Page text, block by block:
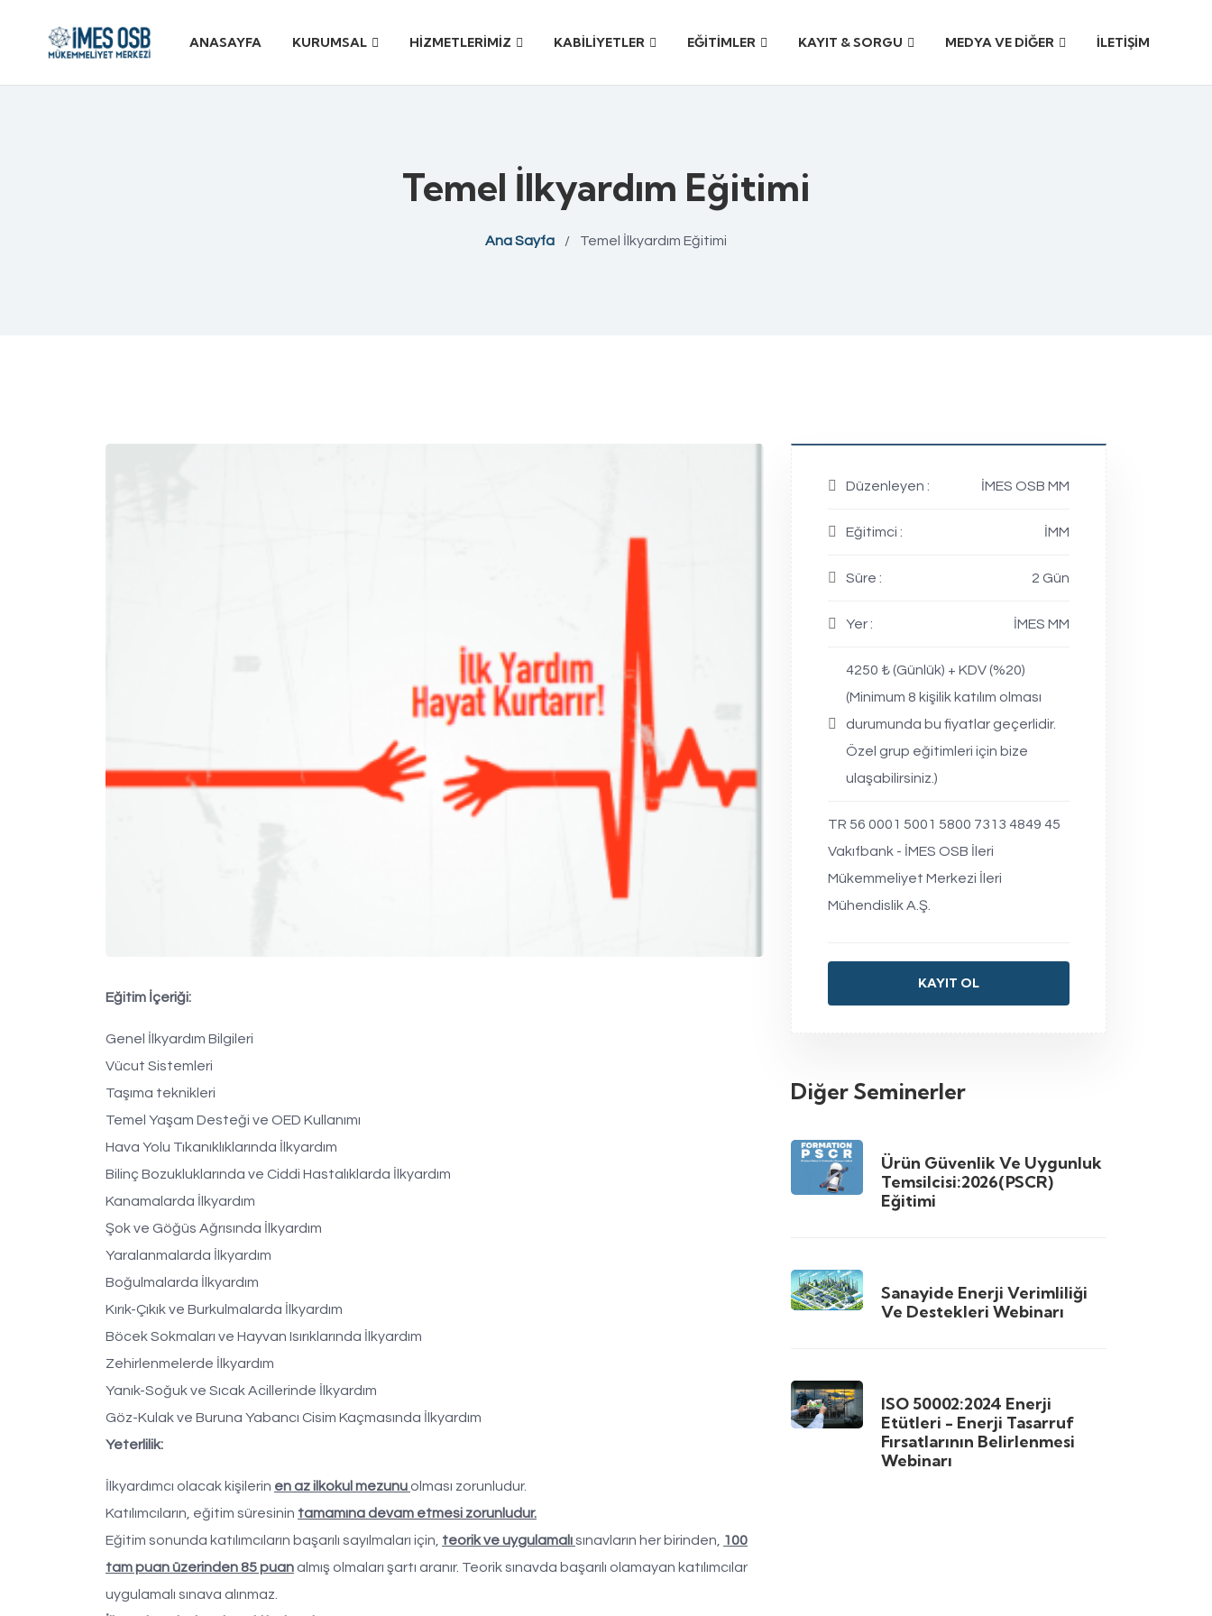
ANASAYFA KURUMSAL HİZMETLERİMİZ KABİLİYETLER EĞİTİMLER KAYIT & SORGU MEDYA VE DİĞER İLETİŞİM
Temel İlkyardım Eğitimi
Ana Sayfa / Temel İlkyardım Eğitimi
Eğitim İçeriği:
Genel İlkyardım Bilgileri
Vücut Sistemleri
Taşıma teknikleri
Temel Yaşam Desteği ve OED Kullanımı
Hava Yolu Tıkanıklıklarında İlkyardım
Bilinç Bozukluklarında ve Ciddi Hastalıklarda İlkyardım
Kanamalarda İlkyardım
Şok ve Göğüs Ağrısında İlkyardım
Yaralanmalarda İlkyardım
Boğulmalarda İlkyardım
Kırık-Çıkık ve Burkulmalarda İlkyardım
Böcek Sokmaları ve Hayvan Isırıklarında İlkyardım
Zehirlenmelerde İlkyardım
Yanık-Soğuk ve Sıcak Acillerinde İlkyardım
Göz-Kulak ve Buruna Yabancı Cisim Kaçmasında İlkyardım
Yeterlilik:
İlkyardımcı olacak kişilerin en az ilkokul mezunu olması zorunludur.
Katılımcıların, eğitim süresinin tamamına devam etmesi zorunludur.
Eğitim sonunda katılımcıların başarılı sayılmaları için, teorik ve uygulamalısınavların her birinden, 100
tam puan üzerinden 85 puan almış olmaları şartı aranır. Teorik sınavda başarılı olamayan katılımcılar
uygulamalı sınava alınmaz.
Düzenleyen : İMES OSB MM
Eğitimci : İMM
Süre : 2 Gün
Yer : İMES MM
4250 ₺ (Günlük) + KDV (%20)
(Minimum 8 kişilik katılım olması
durumunda bu fiyatlar geçerlidir.
Özel grup eğitimleri için bize
ulaşabilirsiniz.)
TR 56 0001 5001 5800 7313 4849 45
Vakıfbank - İMES OSB İleri
Mükemmeliyet Merkezi İleri
Mühendislik A.Ş.
KAYIT OL
Diğer Seminerler
Ürün Güvenlik Ve Uygunluk
Temsilcisi:2026(PSCR)
Eğitimi
Sanayide Enerji Verimliliği
Ve Destekleri Webinarı
ISO 50002:2024 Enerji
Etütleri - Enerji Tasarruf
Fırsatlarının Belirlenmesi
Webinarı